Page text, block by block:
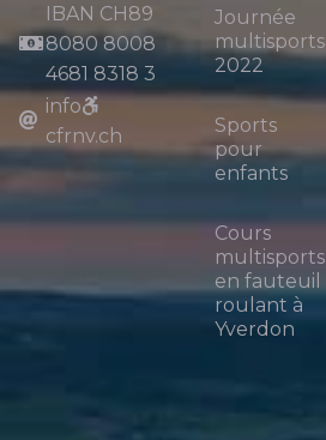
IBAN CH89
8080 8008
4681 8318 3
info
cfrnv.ch
Journée
multisports
2022
Sports
pour
enfants
Cours
multisports
en fauteuil
roulant à
Yverdon